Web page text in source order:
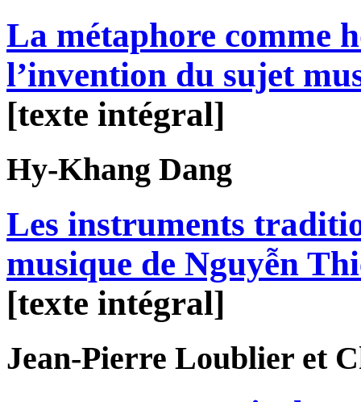
La métaphore comme
l’invention du sujet
[texte intégral]
Hy-Khang Dang
Les instruments
musique de Nguyễn
[texte intégral]
Jean-Pierre Loublier et